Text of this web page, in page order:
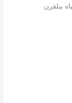
ببلقرن